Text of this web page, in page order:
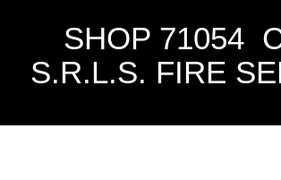
SHOP 71054
S.R.L.S. FIRE